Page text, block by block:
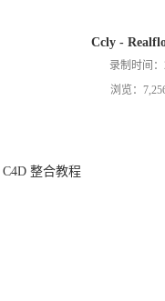
Ccly -
录制时间：
浏览：